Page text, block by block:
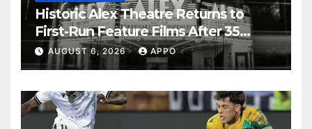
Historic Alex Theatre Returns to
First-Run Feature Films After 35
Years
AUGUST 6, 2026 APPO